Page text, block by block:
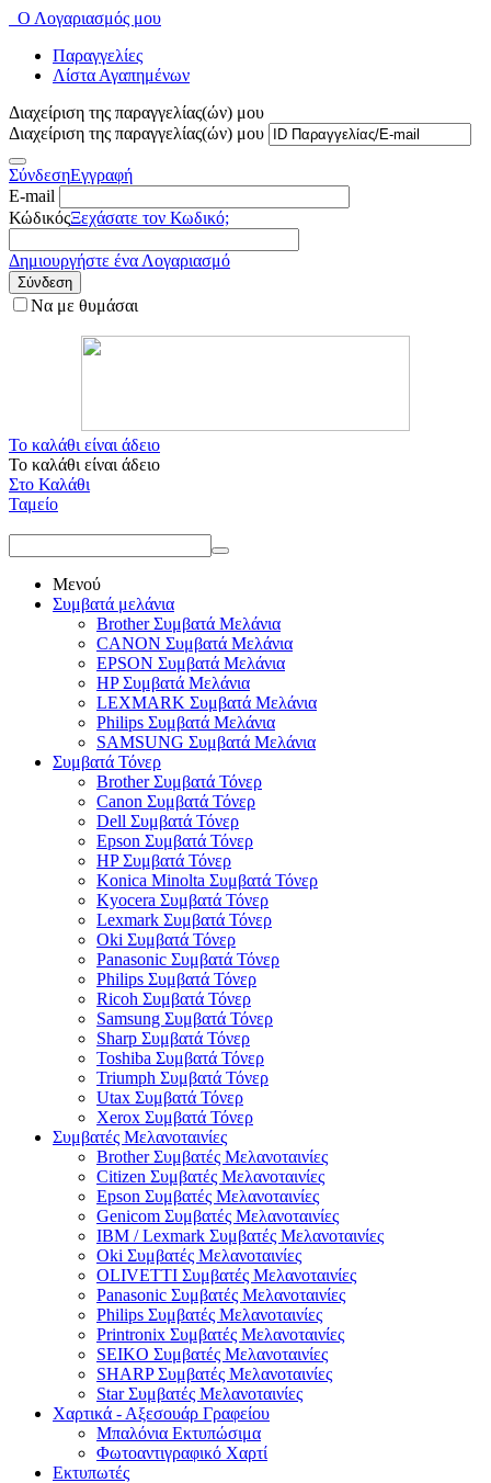
Ο Λογαριασμός μου
Παραγγελίες
Λίστα Αγαπημένων
Διαχείριση της παραγγελίας(ών) μου
Διαχείριση της παραγγελίας(ών) μου
ΣύνδεσηΕγγραφή
E-mail
ΚώδικόςΞεχάσατε τον Κωδικό;
Δημιουργήστε ένα Λογαριασμό
Σύνδεση
Να με θυμάσαι
Το καλάθι είναι άδειο
Το καλάθι είναι άδειο
Στο Καλάθι
Ταμείο
Μενού
Συμβατά μελάνια
Brother Συμβατά Μελάνια
CANON Συμβατά Μελάνια
EPSON Συμβατά Μελάνια
HP Συμβατά Μελάνια
LEXMARK Συμβατά Μελάνια
Philips Συμβατά Μελάνια
SAMSUNG Συμβατά Μελάνια
Συμβατά Τόνερ
Brother Συμβατά Τόνερ
Canon Συμβατά Τόνερ
Dell Συμβατά Τόνερ
Epson Συμβατά Τόνερ
HP Συμβατά Τόνερ
Konica Minolta Συμβατά Τόνερ
Kyocera Συμβατά Τόνερ
Lexmark Συμβατά Τόνερ
Oki Συμβατά Τόνερ
Panasonic Συμβατά Τόνερ
Philips Συμβατά Τόνερ
Ricoh Συμβατά Τόνερ
Samsung Συμβατά Τόνερ
Sharp Συμβατά Τόνερ
Toshiba Συμβατά Τόνερ
Triumph Συμβατά Τόνερ
Utax Συμβατά Τόνερ
Xerox Συμβατά Τόνερ
Συμβατές Μελανοταινίες
Brother Συμβατές Μελανοταινίες
Citizen Συμβατές Μελανοταινίες
Epson Συμβατές Μελανοταινίες
Genicom Συμβατές Μελανοταινίες
IBM / Lexmark Συμβατές Μελανοταινίες
Oki Συμβατές Μελανοταινίες
OLIVETTI Συμβατές Μελανοταινίες
Panasonic Συμβατές Μελανοταινίες
Philips Συμβατές Μελανοταινίες
Printronix Συμβατές Μελανοταινίες
SEIKO Συμβατές Μελανοταινίες
SHARP Συμβατές Μελανοταινίες
Star Συμβατές Μελανοταινίες
Χαρτικά - Αξεσουάρ Γραφείου
Μπαλόνια Εκτυπώσιμα
Φωτοαντιγραφικό Χαρτί
Εκτυπωτές